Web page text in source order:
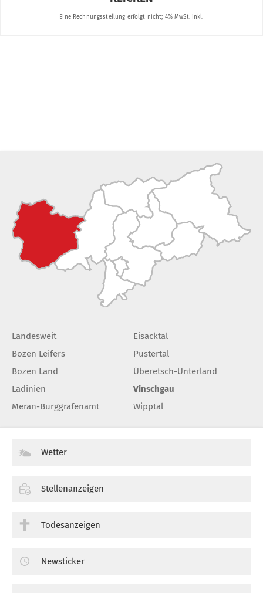
Landesweit
Bozen Leifers
Bozen Land
Ladinien
Meran-Burggrafenamt
Eisacktal
Pustertal
Überetsch-Unterland
Vinschgau
Wipptal
Wetter
Stellenanzeigen
Todesanzeigen
Newsticker